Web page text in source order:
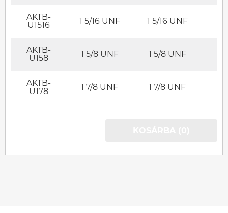
AKTB-
U1516
1 5/16 UNF 1 5/16 UNF
AKTB-
U158
1 5/8 UNF 1 5/8 UNF
AKTB-
U178
1 7/8 UNF 1 7/8 UNF